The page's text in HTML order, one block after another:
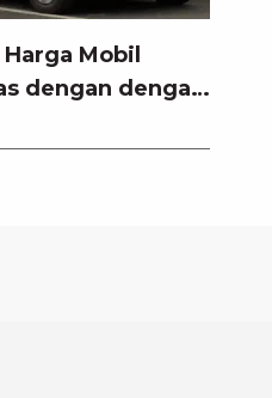
Mobil
dengan dengan
Rugi!